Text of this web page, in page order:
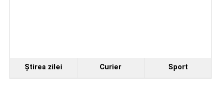
Ştirea zilei Curier Sport